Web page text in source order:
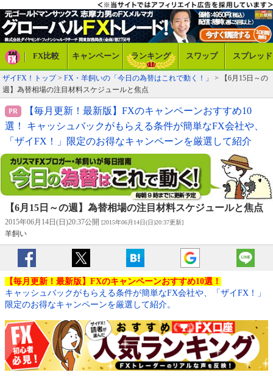
FX比較 キャンペーン ランキング スワップ スプレッド
ザイFX！トップ> FX・羊飼いの「今日の為替はこれで動く！」
> 【6月15日～の
週】為替相場の注目材料スケジュールと焦点
【毎月更新！最新版】FXのキャンペーンおすすめ10
選！ キャッシュバックがもらえる条件が簡単なFX会社や、
「ザイFX！」限定のお得なキャンペーンを厳選して紹介
【6月15日～の週】為替相場の注目材料スケジュールと焦点
2015年06月14日(日)20:37公開 [2015年06月14日(日)20:37更新]
羊飼い
【毎月更新！最新版】FXのキャンペーンおすすめ10選！
キャッシュバックがもらえる条件が簡単なFX会社や、「ザイFX！」
限定のお得なキャンペーンを厳選して紹介。